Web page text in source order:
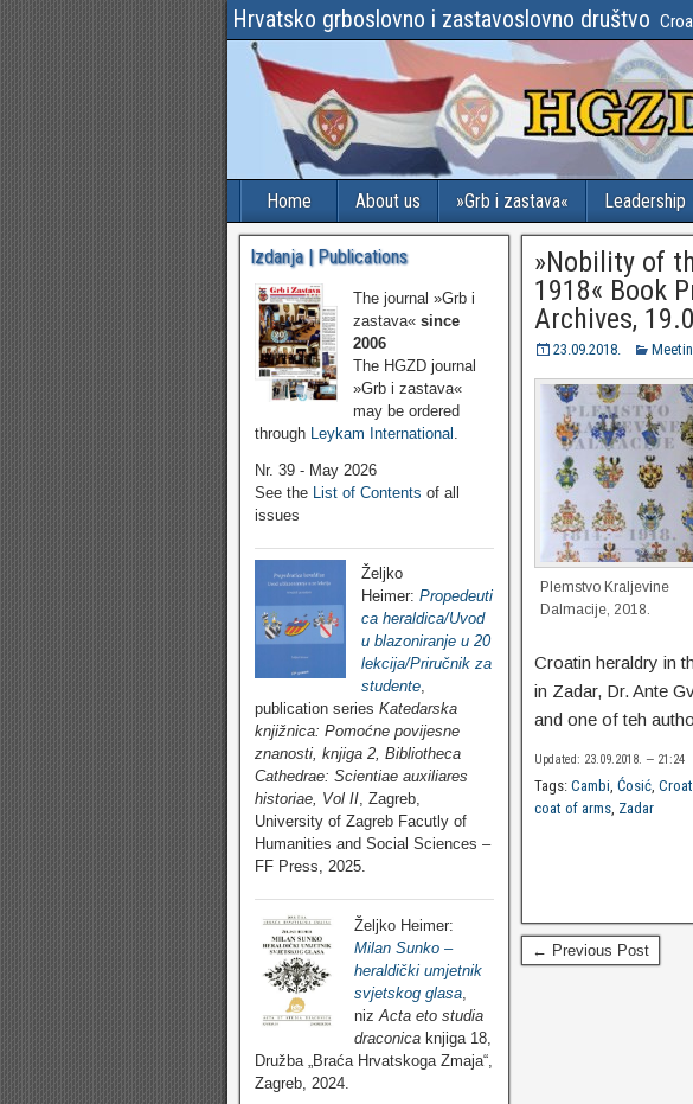
Hrvatsko grboslovno i zastavoslovno društvo
Home About us »Grb i zastava« Leadership
»Nobility of
1918« Book
Archives,
23.09.2018.
Plemstvo Kraljevine
Dalmacije, 2018.
Croatin heraldry in
in Zadar, Dr. Ante
and one of teh
Updated: 23.09.2018. — 21:24
Tags: Cambi, Ćosić,
coat of arms, Zadar
← Previous Post
Izdanja | Publications
The journal »Grb i
zastava« since
2006
The HGZD journal
»Grb i zastava«
may be ordered
through Leykam International
Nr. 39 - May 2026
See the List of Contents of all
issues
Željko
Heimer: Propedeuti
ca heraldica/Uvod
u blazoniranje u 20
lekcija/Priručnik za
studente,
publication series Katedarska
knjižnica: Pomoćne povijesne
znanosti, knjiga 2, Bibliotheca
Cathedrae: Scientiae auxiliares
historiae, Vol II, Zagreb,
University of Zagreb Facutly of
Humanities and Social Sciences –
FF Press, 2025.
Željko Heimer:
Milan Sunko –
heraldički umjetnik
svjetskog glasa
niz Acta eto studia
draconica knjiga 18,
Družba „Braća Hrvatskoga Zmaja“,
Zagreb, 2024.